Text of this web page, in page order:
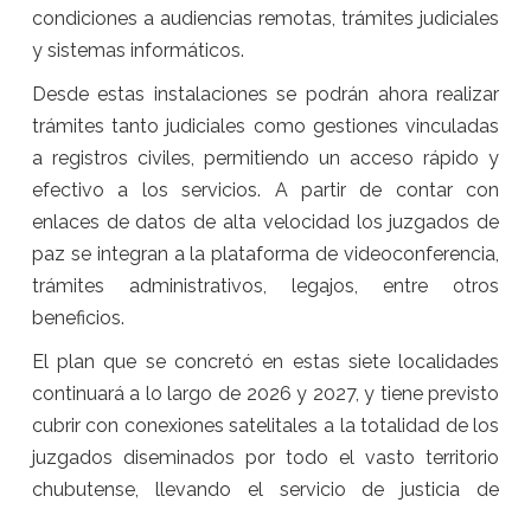
condiciones a audiencias remotas, trámites judiciales
y sistemas informáticos.
Desde estas instalaciones se podrán ahora realizar
trámites tanto judiciales como gestiones vinculadas
a registros civiles, permitiendo un acceso rápido y
efectivo a los servicios. A partir de contar con
enlaces de datos de alta velocidad los juzgados de
paz se integran a la plataforma de videoconferencia,
trámites administrativos, legajos, entre otros
beneficios.
El plan que se concretó en estas siete localidades
continuará a lo largo de 2026 y 2027, y tiene previsto
cubrir con conexiones satelitales a la totalidad de los
juzgados diseminados por todo el vasto territorio
chubutense, llevando el servicio de justicia de